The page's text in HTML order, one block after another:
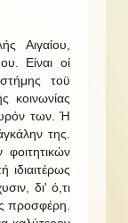
Αιγαίου,
Είναι οί
τοϋ
κοινωνίας
των. Ή
της.
δι' ό,τι
προσφέρη.